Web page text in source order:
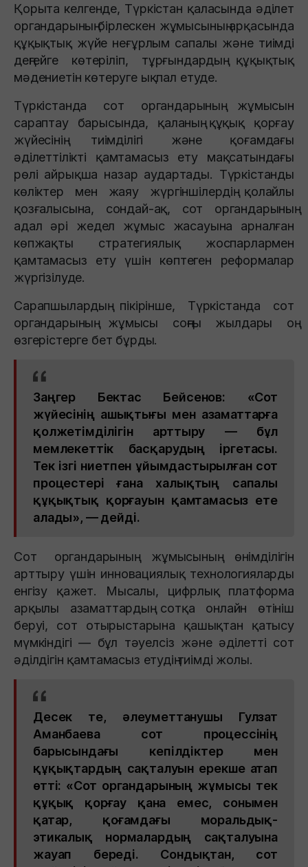
Қорыта келгенде, Түркістан қаласында әділет
органдарының бірлескен жұмысының арқасында
құқықтық жүйе неғұрлым сапалы және тиімді
деңгейге көтеріліп, тұрғындардың құқықтық
мәдениетін көтеруге ықпал етуде.
Түркістанда сот органдарының жұмысын
сараптау барысында, қаланың құқық қорғау
жүйесінің тиімділігі және қоғамдағы
әділеттілікті қамтамасыз ету мақсатындағы
рөлі айрықша назар аудартады. Түркістанды
көліктер мен жаяу жүргіншілердің қолайлы
қозғалысына, сондай-ақ, сот органдарының
адал әрі жедел жұмыс жасауына арналған
көпжақты стратегиялық жоспарлармен
қамтамасыз ету үшін көптеген реформалар
жүргізілуде.
Сарапшылардың пікірінше, Түркістанда сот
органдарының жұмысы соңғы жылдары оң
өзгерістерге бет бұрды.
Заңгер Бектас Бейсенов: «Сот
жүйесінің ашықтығы мен азаматтарға
қолжетімділігін арттыру — бұл
мемлекеттік басқарудың іргетасы.
Тек ізгі ниетпен ұйымдастырылған сот
процестері ғана халықтың сапалы
құқықтық қорғауын қамтамасыз ете
алады», — дейді.
Сот органдарының жұмысының өнімділігін
арттыру үшін инновациялық технологияларды
енгізу қажет. Мысалы, цифрлық платформа
арқылы азаматтардың сотқа онлайн өтініш
беруі, сот отырыстарына қашықтан қатысу
мүмкіндігі — бұл тәуелсіз және әділетті сот
әділдігін қамтамасыз етудің тиімді жолы.
Десек те, әлеуметтанушы Гулзат
Аманбаева сот процессінің
барысындағы кепілдіктер мен
құқықтардың сақталуын ерекше атап
өтті: «Сот органдарының жұмысы тек
құқық қорғау қана емес, сонымен
қатар, қоғамдағы моральдық-
этикалық нормалардың сақталуына
жауап береді. Сондықтан, сот